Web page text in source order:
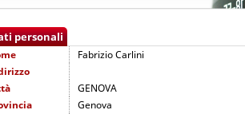
personali
Fabrizio Carlini
GENOVA
Genova